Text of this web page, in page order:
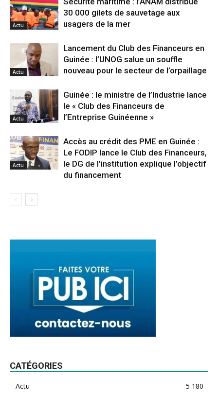
Actu
30 000 gilets de sauvetage aux
usagers de la mer
Actu
Lancement du Club des Financeurs en
Guinée : l’UNOG salue un souffle
nouveau pour le secteur de l’orpaillage
Actu
Guinée : le ministre de l’Industrie lance
le « Club des Financeurs de
l’Entreprise Guinéenne »
Actu
Accès au crédit des PME en Guinée :
Le FODIP lance le Club des Financeurs,
le DG de l’institution explique l’objectif
du financement
CATÉGORIES
Actu
5 180